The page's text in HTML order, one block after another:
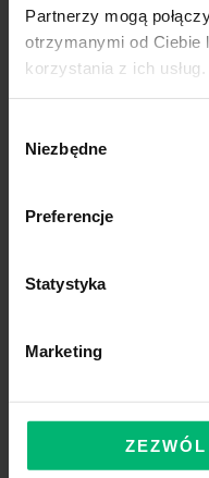
Partnerzy mogą
otrzymanymi od Ciebie
korzystania z ich usług.
zgody
Niezbędne
Preferencje
Statystyka
Marketing
Ostatnie wpisy
Powinieneś o tym
Komentarze